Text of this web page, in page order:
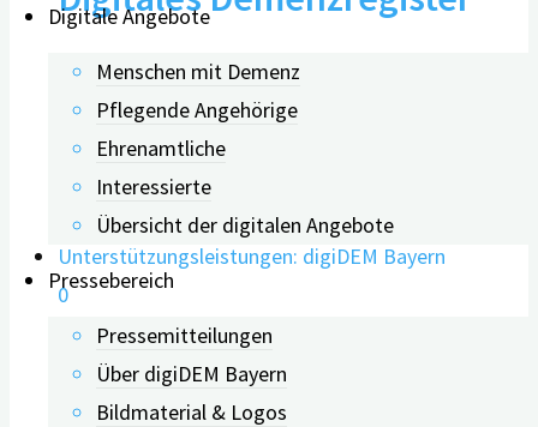
Digitale Angebote
Menschen mit Demenz
Pflegende Angehörige
Ehrenamtliche
Interessierte
Übersicht der digitalen Angebote
Pressebereich
Pressemitteilungen
Über digiDEM Bayern
Bildmaterial & Logos
Bayern
05.10.2023
0
Einflussfaktoren auf die